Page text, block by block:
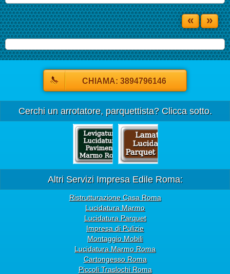
« »
CHIAMA: 3894796146
Cerchi un arrotatore, parquettista? Clicca sotto.
Altri Servizi Impresa Edile Roma:
Ristrutturazione Casa Roma
Lucidatura Marmo
Lucidatura Parquet
Impresa di Pulizie
Montaggio Mobili
Lucidatura Marmo Roma
Cartongesso Roma
Piccoli Traslochi Roma